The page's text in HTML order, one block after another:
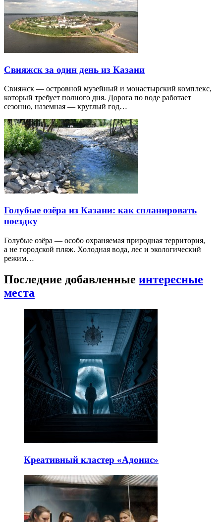
Свияжск за один день из Казани
Свияжск — островной музейный и монастырский комплекс,
который требует полного дня. Дорога по воде работает
сезонно, наземная — круглый год…
Голубые озёра из Казани: как спланировать
поездку
Голубые озёра — особо охраняемая природная территория,
а не городской пляж. Холодная вода, лес и экологический
режим…
Последние добавленные интересные
места
Креативный кластер «Адонис»